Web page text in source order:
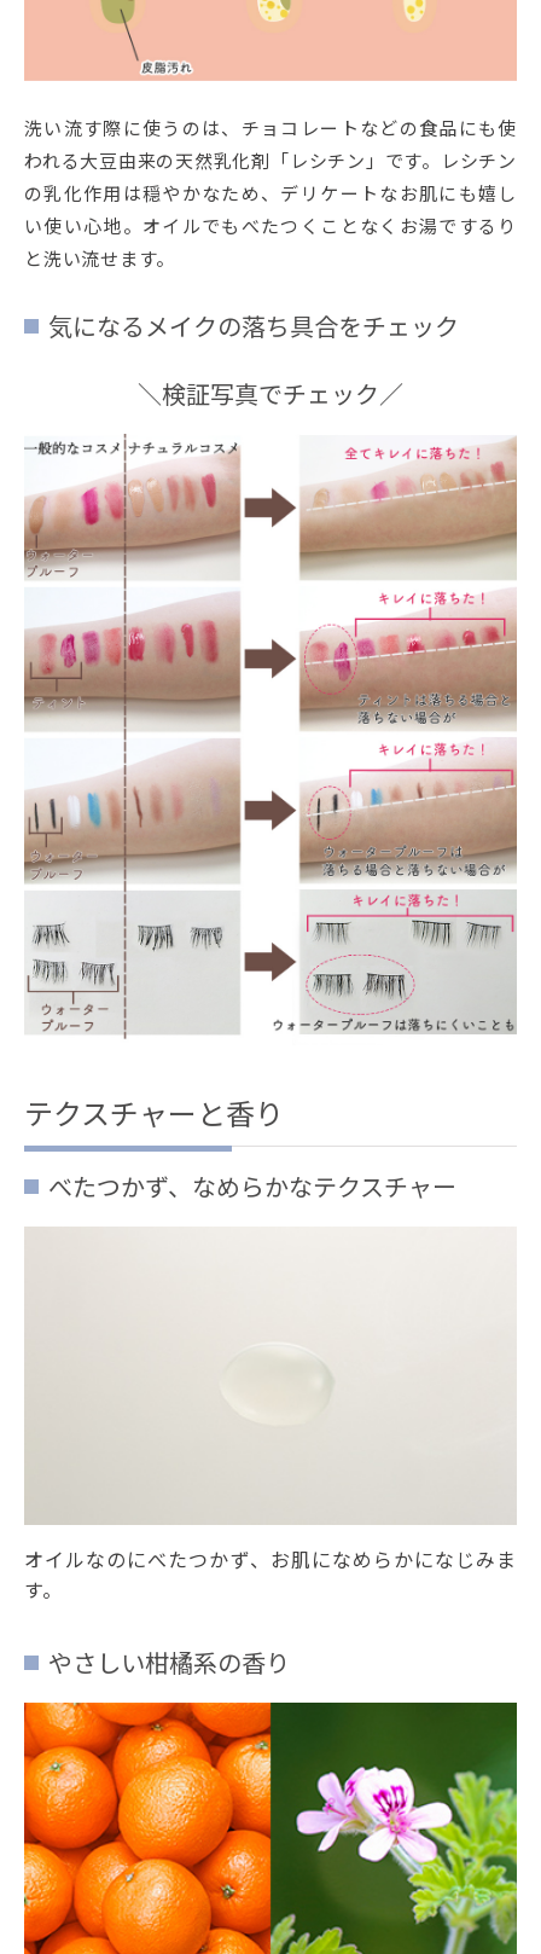
洗い流す際に使うのは、チョコレートなどの食品にも使
われる大豆由来の天然乳化剤「レシチン」です。レシチン
の乳化作用は穏やかなため、デリケートなお肌にも嬉し
い使い心地。オイルでもべたつくことなくお湯でするり
と洗い流せます。
気になるメイクの落ち具合をチェック
＼検証写真でチェック／
テクスチャーと香り
べたつかず、なめらかなテクスチャー
オイルなのにべたつかず、お肌になめらかになじみま
す。
やさしい柑橘系の香り